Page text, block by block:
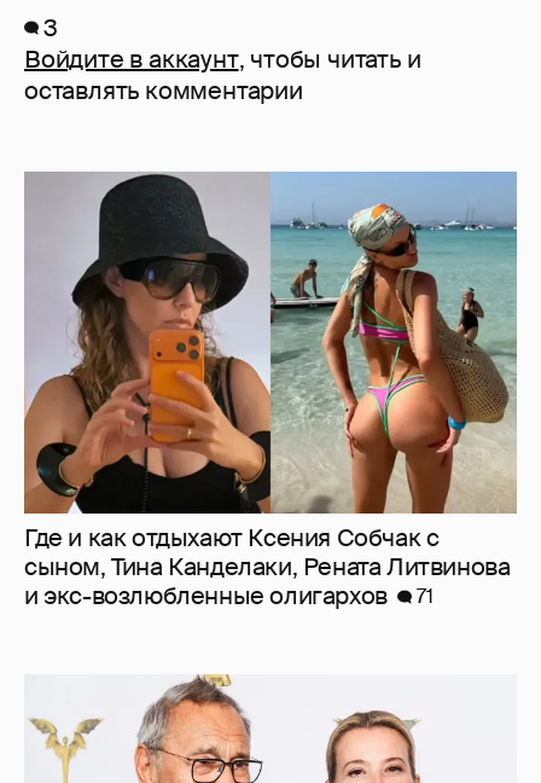
3
Войдите в аккаунт, чтобы читать и
оставлять комментарии
Где и как отдыхают Ксения Собчак с
сыном, Тина Канделаки, Рената Литвинова
и экс-возлюбленные олигархов
71